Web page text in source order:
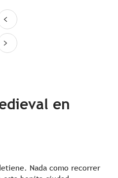
en
Nada como recorrer